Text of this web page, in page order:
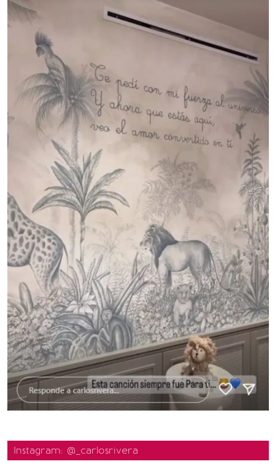
Instagram: @_carlosrivera